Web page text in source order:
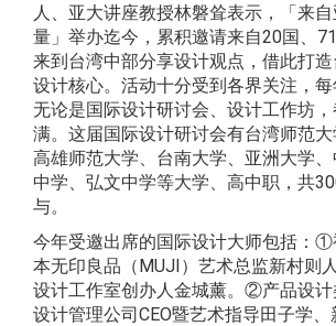
人、亚大讲座教授林磐耸表示，「来
量」举办迄今，累积邀请来自20国、
来到台湾中部分享设计观点，借此打
设计核心。活动十分受到各界关注，每
无论是国际设计研讨会、设计工作坊
满。这届国际设计研讨会有台湾师范大
高雄师范大学、台南大学、亚洲大学
中学、弘文中学等大学、高中职，共
与。
今年受邀出席的国际设计大师包括：①
本无印良品（MUJI）艺术总监新村则
设计工作室创办人金城薰。②产品设计
设计管理公司CEO暨艺术指导田子学